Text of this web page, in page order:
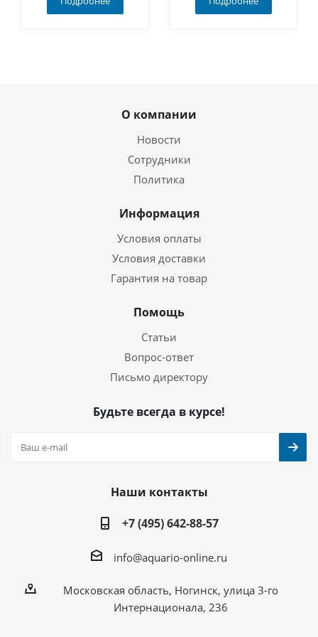
О компании
Новости
Сотрудники
Политика
Информация
Условия оплаты
Условия доставки
Гарантия на товар
Помощь
Статьи
Вопрос-ответ
Письмо директору
Будьте всегда в курсе!
Наши контакты
+7 (495) 642-88-57
info@aquario-online.ru
Московская область, Ногинск, улица 3-го
Интернационала, 236